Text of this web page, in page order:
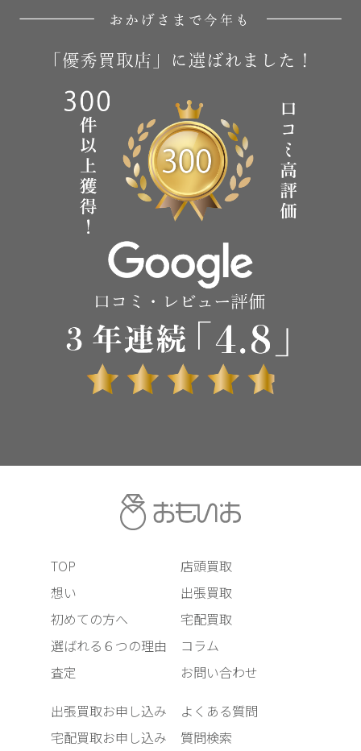
TOP
想い
初めての方へ
選ばれる６つの理由
査定
店頭買取
出張買取
宅配買取
コラム
お問い合わせ
出張買取お申し込み
宅配買取お申し込み
よくある質問
質問検索